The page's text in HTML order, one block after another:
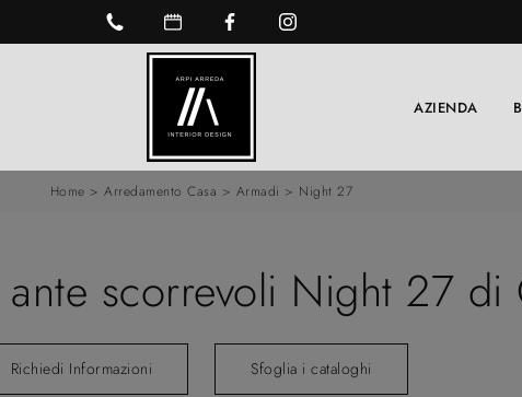
AZIENDA
Home >Arredamento Casa > Armadi > Night 27
scorrevoli Night 27 di
Richiedi Informazioni Sfoglia i cataloghi